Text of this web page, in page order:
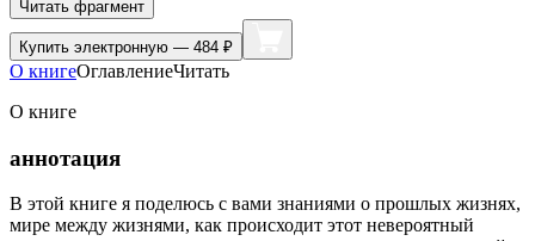
Читать фрагмент
Купить электронную — 484 ₽
О книгеОглавлениеЧитать
О книге
аннотация
В этой книге я поделюсь с вами знаниями о прошлых жизнях,
мире между жизнями, как происходит этот невероятный